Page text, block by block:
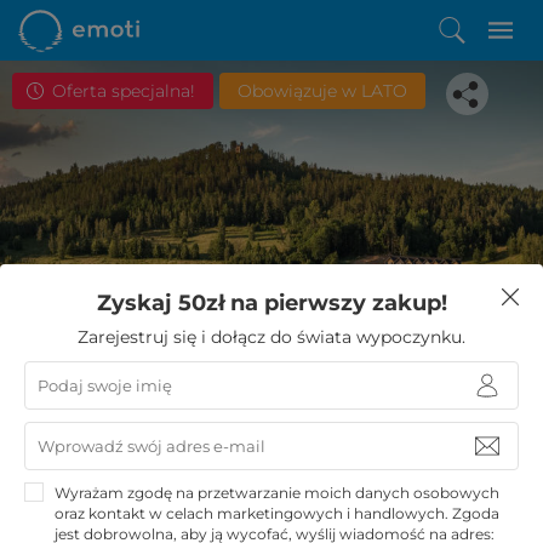
Oferta specjalna! Obowiązuje w LATO
Spodobała Ci się ta oferta?
Zostało Ci zaledwie kilka kroków do niezwykłego
wypoczynku
Zyskaj 50zł na pierwszy zakup!
Zarejestruj się i dołącz do świata wypoczynku.
Wyrażam zgodę na przetwarzanie moich danych osobowych
oraz kontakt w celach marketingowych i handlowych. Zgoda
jest dobrowolna, aby ją wycofać, wyślij wiadomość na adres: